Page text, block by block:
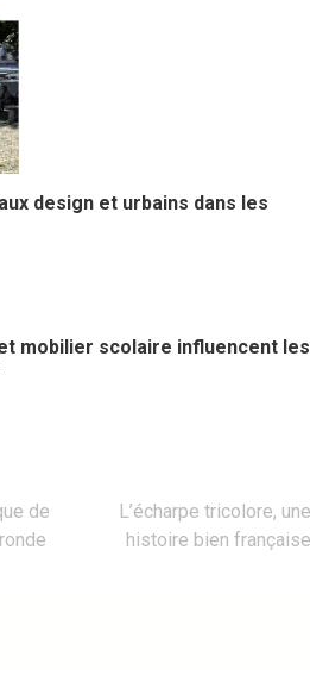
design et urbains dans les
mobilier scolaire influencent les
de
L’écharpe tricolore, une
histoire bien française